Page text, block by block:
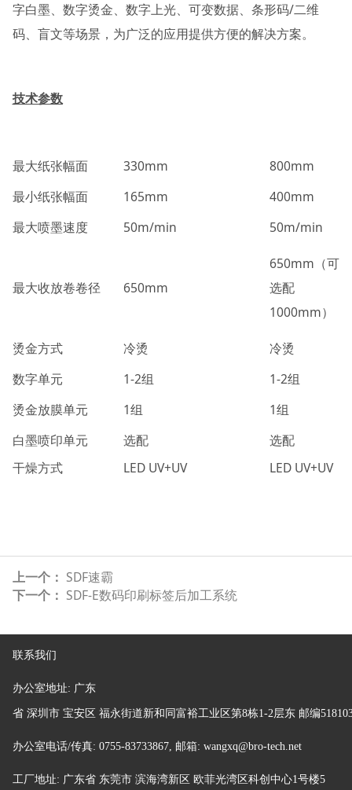
字白墨、数字烫金、数字上光、可变数据、条形码/二维
码、盲文等场景，为广泛的应用提供方便的解决方案。
技术参数
最大纸张幅面 330mm
800mm
最小纸张幅面
165mm
400mm
最大喷墨速度
50m/min 50m/min
最大收放卷卷径 650mm
650mm（可
选配
1000mm）
烫金方式 冷烫
冷烫
数字单元
1-2组
1-2组
烫金放膜单元
1组
1组
白墨喷印单元
选配
选配
干燥方式
LED UV+UV LED UV+UV
上一个： SDF速霸
下一个： SDF-E数码印刷标签后加工系统
联系我们
办公室地址: 广东
省 深圳市 宝安区 福永街道新和同富裕工业区第8栋1-2层东 邮编
办公室电话/传真: 0755-83733867, 邮箱: wangxq@bro-tech.net
工厂地址: 广东省 东莞市 滨海湾新区 欧菲光湾区科创中心1号楼5